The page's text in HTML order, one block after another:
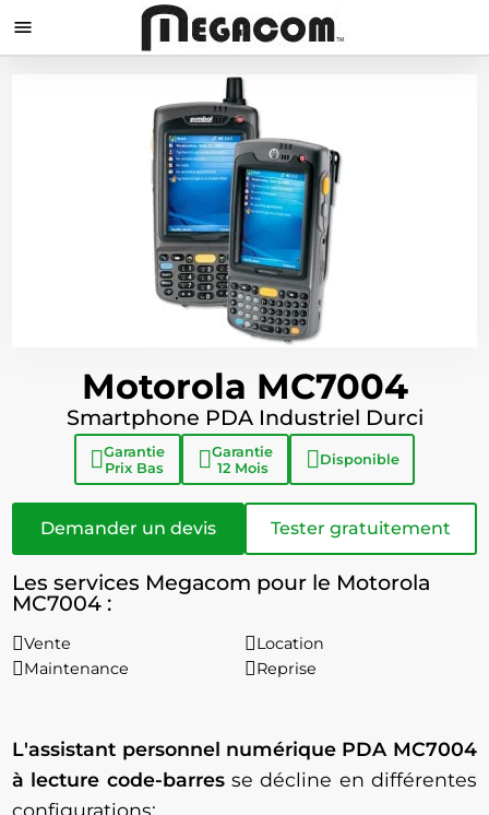

Motorola MC7004
Smartphone PDA Industriel Durci
Garantie
Prix Bas
Garantie
12 Mois
Disponible
Demander un devis Tester gratuitement
Les services Megacom pour le Motorola
MC7004 :
Vente
Location
Maintenance
Reprise
L'assistant personnel numérique PDA MC7004
à lecture code-barresse décline en différentes
configurations: